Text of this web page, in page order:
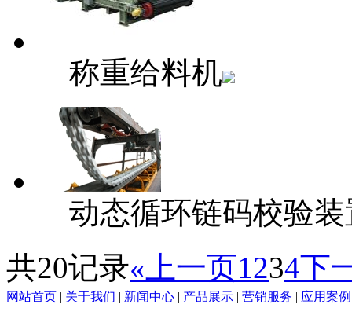
称重给料机
动态循环链码校验装
共20记录«上一页1234下
网站首页 | 关于我们 | 新闻中心 | 产品展示 | 营销服务 | 应用案例